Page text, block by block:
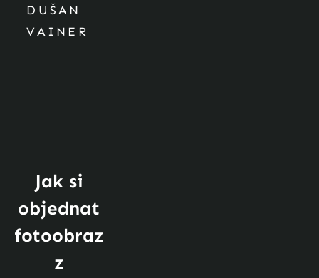
DUŠAN
VAINER
Jak si
objednat
fotoobraz
z